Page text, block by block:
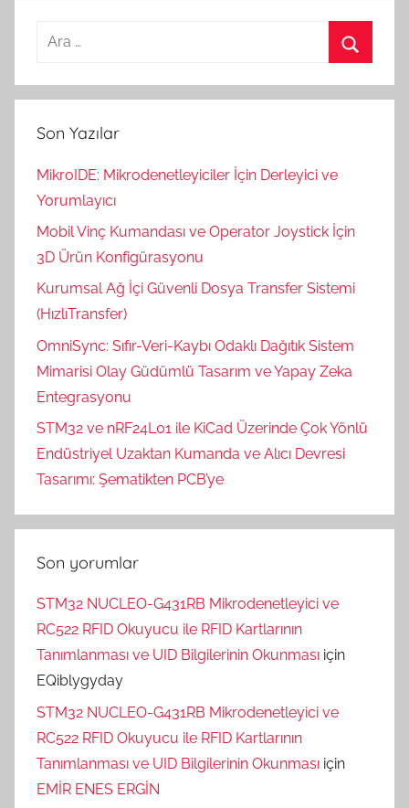
Arama:
Son Yazılar
MikroIDE: Mikrodenetleyiciler İçin Derleyici ve
Yorumlayıcı
Mobil Vinç Kumandası ve Operator Joystick İçin
3D Ürün Konfigürasyonu
Kurumsal Ağ İçi Güvenli Dosya Transfer Sistemi
(HızlıTransfer)
OmniSync: Sıfır-Veri-Kaybı Odaklı Dağıtık Sistem
Mimarisi Olay Güdümlü Tasarım ve Yapay Zeka
Entegrasyonu
STM32 ve nRF24L01 ile KiCad Üzerinde Çok Yönlü
Endüstriyel Uzaktan Kumanda ve Alıcı Devresi
Tasarımı: Şematikten PCB’ye
Son yorumlar
STM32 NUCLEO-G431RB Mikrodenetleyici ve
RC522 RFID Okuyucu ile RFID Kartlarının
Tanımlanması ve UID Bilgilerinin Okunması için
EQiblygyday
STM32 NUCLEO-G431RB Mikrodenetleyici ve
RC522 RFID Okuyucu ile RFID Kartlarının
Tanımlanması ve UID Bilgilerinin Okunması için
EMİR ENES ERGİN